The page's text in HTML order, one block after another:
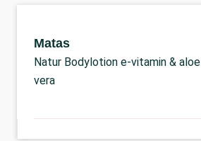
Matas
Natur Bodylotion e-vitamin & aloe
vera